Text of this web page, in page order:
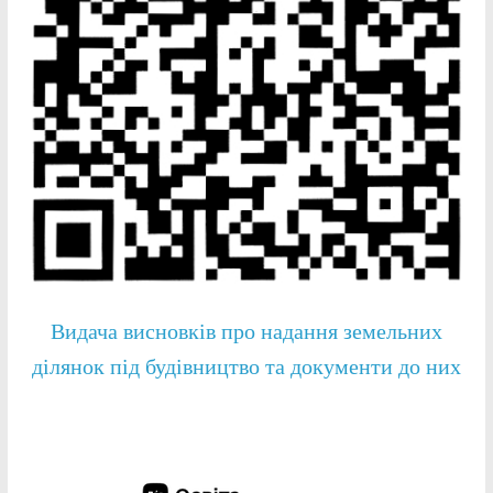
Видача висновків про надання земельних
ділянок під будівництво та документи до них